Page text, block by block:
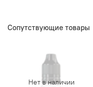
Сопутствующие товары
Нет в наличии